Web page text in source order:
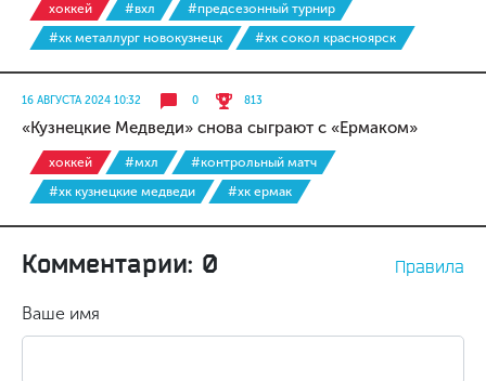
хоккей #вхл
#предсезонный турнир
#хк металлург новокузнецк
#хк сокол красноярск
16 АВГУСТА 2024 10:32 0 813
«Кузнецкие Медведи» снова сыграют с «Ермаком»
хоккей #мхл
#контрольный матч
#хк кузнецкие медведи
#хк ермак
Комментарии: 0 Правила
Ваше имя